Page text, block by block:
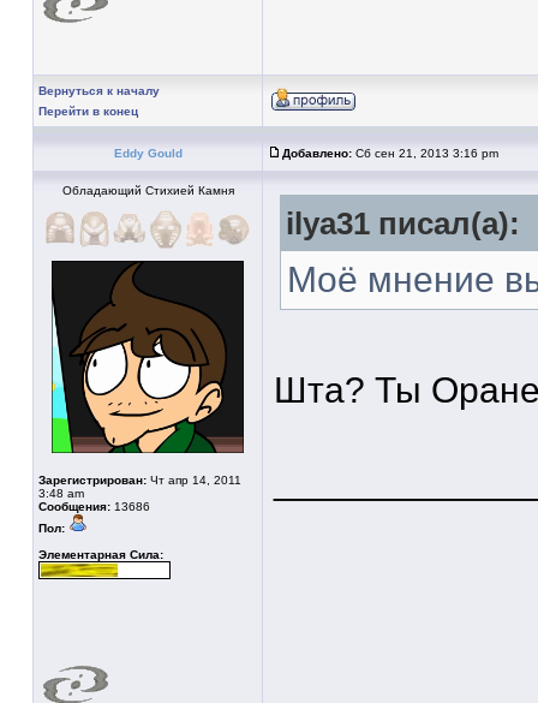
Вернуться к началу
Перейти в конец
Eddy Gould Добавлено: Сб сен 21, 2013 3:16 pm
Обладающий Стихией Камня
Зарегистрирован: Чт апр 14, 2011
3:48 am
Сообщения: 13686
Пол:
Элементарная Сила:
ilya31 писал(а):
Моё мнение
Шта? Ты